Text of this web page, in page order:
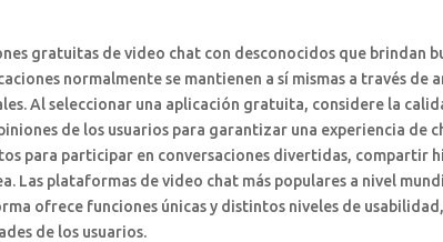
gratuitas de video chat con desconocidos que brindan
normalmente se mantienen a sí mismas a través de
Al seleccionar una aplicación gratuita, considere la
de los usuarios para garantizar una experiencia de
para participar en conversaciones divertidas, compartir
Las plataformas de video chat más populares a nivel
ofrece funciones únicas y distintos niveles de
de los usuarios.